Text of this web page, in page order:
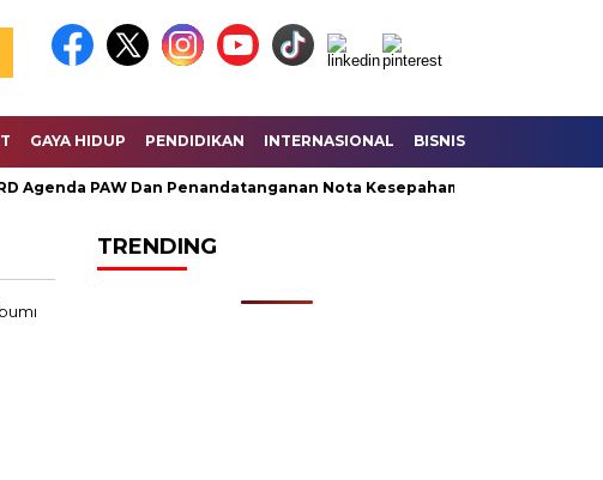
GAYA HIDUP PENDIDIKAN INTERNASIONAL BISNIS
PAW Dan Penandatanganan Nota Kesepahaman KUA – PPAS
TRENDING